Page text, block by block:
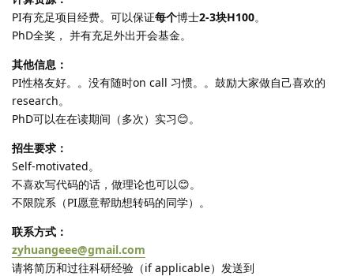
PI有充足项目经费。可以保证每个博士2-3块H100。
PhD全奖， 并有充足外出开会基金。
其他信息：
PI性格友好。。没有随时on call 习惯。。鼓励大家做自己喜欢的
research。
PhD可以在在读期间（多次）实习😊。
招生要求：
Self-motivated。
不喜欢写代码的话，做理论也可以😊。
不限院系（PI愿意帮助想转码的同学）。
联系方式：
zyhuangeee@gmail.com
请将简历和过往科研经验（if applicable）发送到